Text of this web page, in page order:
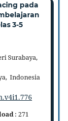
pada
3-5
Surabaya,
Indonesia
: 271